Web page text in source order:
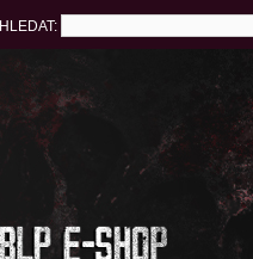
HLEDAT: